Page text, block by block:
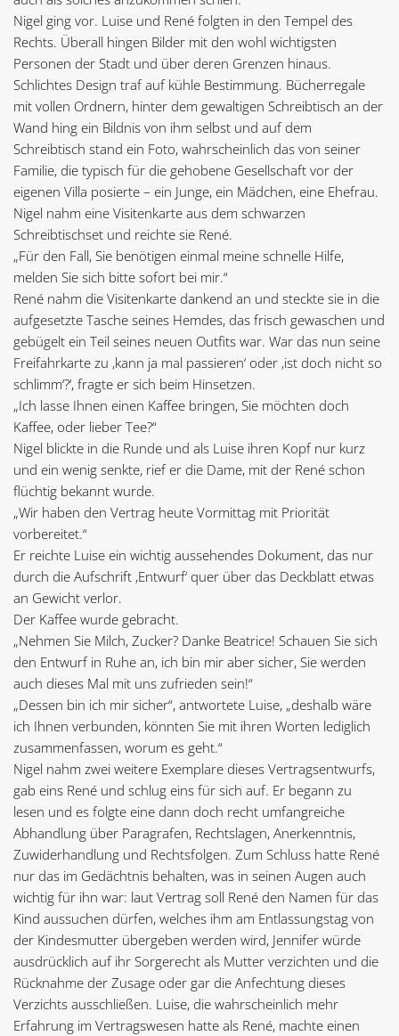
Nigel ging vor. Luise und René folgten in den Tempel des
Rechts. Überall hingen Bilder mit den wohl wichtigsten
Personen der Stadt und über deren Grenzen hinaus.
Schlichtes Design traf auf kühle Bestimmung. Bücherregale
mit vollen Ordnern, hinter dem gewaltigen Schreibtisch an der
Wand hing ein Bildnis von ihm selbst und auf dem
Schreibtisch stand ein Foto, wahrscheinlich das von seiner
Familie, die typisch für die gehobene Gesellschaft vor der
eigenen Villa posierte – ein Junge, ein Mädchen, eine Ehefrau.
Nigel nahm eine Visitenkarte aus dem schwarzen
Schreibtischset und reichte sie René.
„Für den Fall, Sie benötigen einmal meine schnelle Hilfe,
melden Sie sich bitte sofort bei mir.“
René nahm die Visitenkarte dankend an und steckte sie in die
aufgesetzte Tasche seines Hemdes, das frisch gewaschen und
gebügelt ein Teil seines neuen Outfits war. War das nun seine
Freifahrkarte zu ‚kann ja mal passieren‘ oder ‚ist doch nicht so
schlimm‘?‘, fragte er sich beim Hinsetzen.
„Ich lasse Ihnen einen Kaffee bringen, Sie möchten doch
Kaffee, oder lieber Tee?“
Nigel blickte in die Runde und als Luise ihren Kopf nur kurz
und ein wenig senkte, rief er die Dame, mit der René schon
flüchtig bekannt wurde.
„Wir haben den Vertrag heute Vormittag mit Priorität
vorbereitet.“
Er reichte Luise ein wichtig aussehendes Dokument, das nur
durch die Aufschrift ‚Entwurf‘ quer über das Deckblatt etwas
an Gewicht verlor.
Der Kaffee wurde gebracht.
„Nehmen Sie Milch, Zucker? Danke Beatrice! Schauen Sie sich
den Entwurf in Ruhe an, ich bin mir aber sicher, Sie werden
auch dieses Mal mit uns zufrieden sein!“
„Dessen bin ich mir sicher“, antwortete Luise, „deshalb wäre
ich Ihnen verbunden, könnten Sie mit ihren Worten lediglich
zusammenfassen, worum es geht.“
Nigel nahm zwei weitere Exemplare dieses Vertragsentwurfs,
gab eins René und schlug eins für sich auf. Er begann zu
lesen und es folgte eine dann doch recht umfangreiche
Abhandlung über Paragrafen, Rechtslagen, Anerkenntnis,
Zuwiderhandlung und Rechtsfolgen. Zum Schluss hatte René
nur das im Gedächtnis behalten, was in seinen Augen auch
wichtig für ihn war: laut Vertrag soll René den Namen für das
Kind aussuchen dürfen, welches ihm am Entlassungstag von
der Kindesmutter übergeben werden wird, Jennifer würde
ausdrücklich auf ihr Sorgerecht als Mutter verzichten und die
Rücknahme der Zusage oder gar die Anfechtung dieses
Verzichts ausschließen. Luise, die wahrscheinlich mehr
Erfahrung im Vertragswesen hatte als René, machte einen